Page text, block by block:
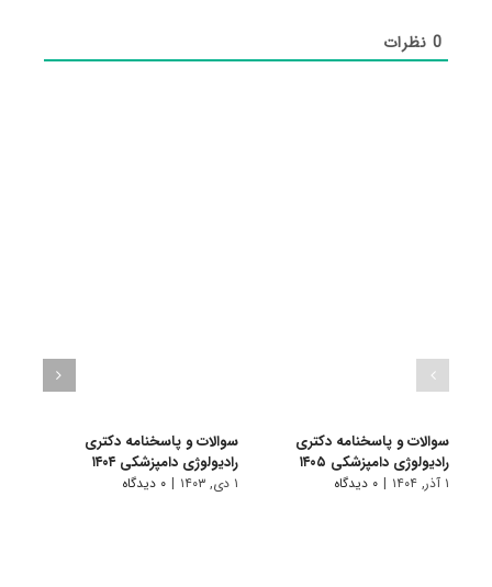
0نظرات
سوالات و پاسخنامه دکتری
رادیولوژی دامپزشکی ۱۴۰۵
۱ آذر, ۱۴۰۴ | ۰ دیدگاه
سوالات و پاسخنامه دکتری
رادیولوژی دامپزشکی ۱۴۰۴
۱ دی, ۱۴۰۳ | ۰ دیدگاه